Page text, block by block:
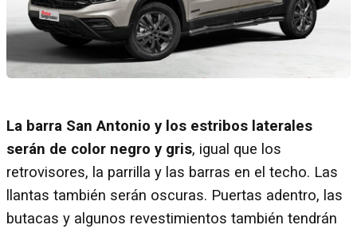
La barra San Antonio y los estribos laterales
serán de color negro y gris, igual que los
retrovisores, la parrilla y las barras en el techo. Las
llantas también serán oscuras. Puertas adentro, las
butacas y algunos revestimientos también tendrán